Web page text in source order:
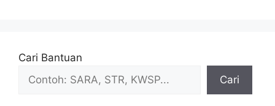
Cari Bantuan
Cari